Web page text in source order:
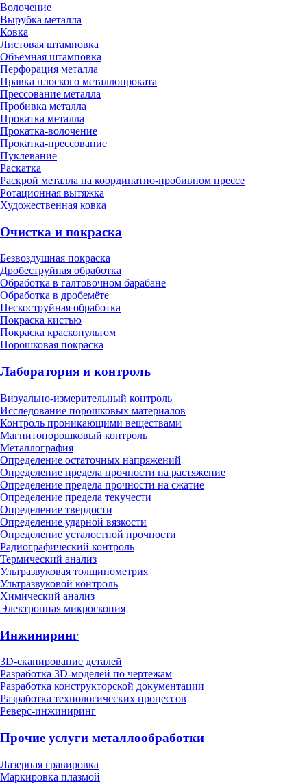
Волочение
Вырубка металла
Ковка
Листовая штамповка
Объёмная штамповка
Перфорация металла
Правка плоского металлопроката
Прессование металла
Пробивка металла
Прокатка металла
Прокатка-волочение
Прокатка-прессование
Пуклевание
Раскатка
Раскрой металла на координатно-пробивном прессе
Ротационная вытяжка
Художественная ковка
Очистка и покраска
Безвоздушная покраска
Дробеструйная обработка
Обработка в галтовочном барабане
Обработка в дробемёте
Пескоструйная обработка
Покраска кистью
Покраска краскопультом
Порошковая покраска
Лаборатория и контроль
Визуально-измерительный контроль
Исследование порошковых материалов
Контроль проникающими веществами
Магнитопорошковый контроль
Металлография
Определение остаточных напряжений
Определение предела прочности на растяжение
Определение предела прочности на сжатие
Определение предела текучести
Определение твердости
Определение ударной вязкости
Определение усталостной прочности
Радиографический контроль
Термический анализ
Ультразвуковая толщинометрия
Ультразвуковой контроль
Химический анализ
Электронная микроскопия
Инжиниринг
3D-сканирование деталей
Разработка 3D-моделей по чертежам
Разработка конструкторской документации
Разработка технологических процессов
Реверс-инжиниринг
Прочие услуги металлообработки
Лазерная гравировка
Маркировка плазмой